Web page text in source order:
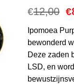
€12,00 €
Ipomoea
bewonderd
Deze zaden
LSD, en